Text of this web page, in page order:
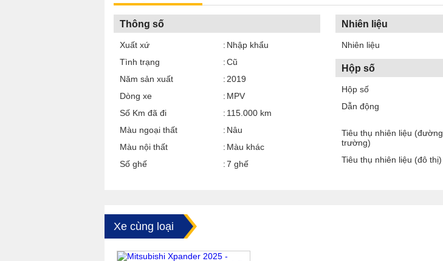
Thông số
Xuất xứ
Nhập khẩu
Tình trạng
Cũ
Năm sản xuất
2019
Dòng xe
MPV
Số Km đã đi
115.000 km
Màu ngoại thất
Nâu
Màu nội thất
Màu khác
Số ghế
7 ghế
Nhiên liệu
Nhiên liệu
Hộp số
Hộp số
Dẫn động
Tiêu thụ nhiên liệu (đường
trường)
Tiêu thụ nhiên liệu (đô thị)
Xe cùng loại